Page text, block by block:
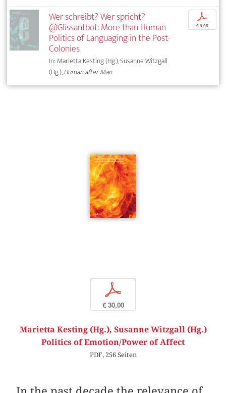
Wer schreibt? Wer spricht?
@Glissantbot: More than Human
Politics of Languaging in the Post-
Colonies
In: Marietta Kesting (Hg.), Susanne Witzgall
(Hg.),Human after Man
p
€ 9,95
p
€ 30,00
Marietta Kesting (Hg.), Susanne Witzgall (Hg.)
Politics of Emotion/Power of Affect
PDF, 256 Seiten